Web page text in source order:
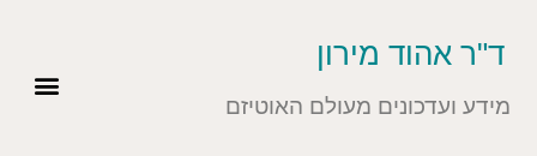
לתוכןד"ר אהוד מירון
מידע ועדכונים מעולם האוטיזם